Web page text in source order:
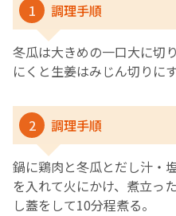
1 調理手順
冬瓜は大きめの一口大に切
にくと生姜はみじん切りにす
2 調理手順
鍋に鶏肉と冬瓜とだし汁・
を入れて火にかけ、煮立っ
し蓋をして10分程煮る。